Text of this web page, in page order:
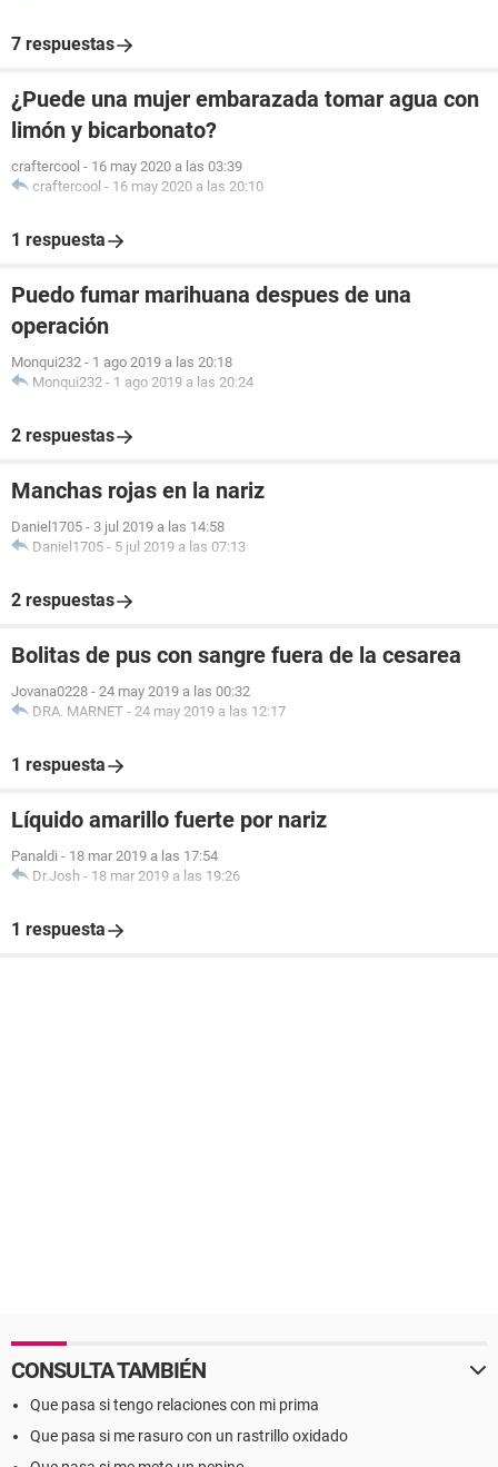
7 respuestas
¿Puede una mujer embarazada tomar agua con
limón y bicarbonato?
craftercool - 16 may 2020 a las 03:39
craftercool - 16 may 2020 a las 20:10
1 respuesta
Puedo fumar marihuana despues de una
operación
Monqui232 - 1 ago 2019 a las 20:18
Monqui232 - 1 ago 2019 a las 20:24
2 respuestas
Manchas rojas en la nariz
Daniel1705 - 3 jul 2019 a las 14:58
Daniel1705 - 5 jul 2019 a las 07:13
2 respuestas
Bolitas de pus con sangre fuera de la cesarea
Jovana0228 - 24 may 2019 a las 00:32
DRA. MARNET - 24 may 2019 a las 12:17
1 respuesta
Líquido amarillo fuerte por nariz
Panaldi - 18 mar 2019 a las 17:54
Dr.Josh - 18 mar 2019 a las 19:26
1 respuesta
CONSULTA TAMBIÉN
Que pasa si tengo relaciones con mi prima
Que pasa si me rasuro con un rastrillo oxidado